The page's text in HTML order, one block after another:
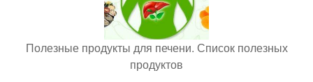
Полезные продукты для печени. Список полезных
продуктов